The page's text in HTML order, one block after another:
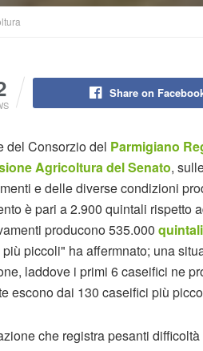
Share on
del Consorzio del Parmigiano
Agricoltura del Senato,
e delle diverse condizioni
è pari a 2.900 quintali rispetto
producono 535.000
piccoli" ha affermnato; una
laddove i primi 6 caseifici ne
escono dai 130 caseifici più
che registra pesanti